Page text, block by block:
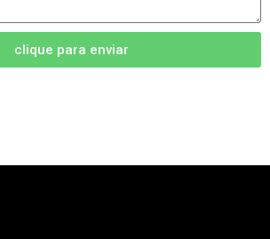
clique para enviar